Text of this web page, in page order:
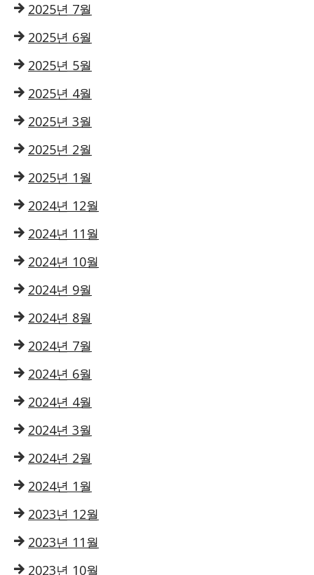
2025년 7월
2025년 6월
2025년 5월
2025년 4월
2025년 3월
2025년 2월
2025년 1월
2024년 12월
2024년 11월
2024년 10월
2024년 9월
2024년 8월
2024년 7월
2024년 6월
2024년 4월
2024년 3월
2024년 2월
2024년 1월
2023년 12월
2023년 11월
2023년 10월